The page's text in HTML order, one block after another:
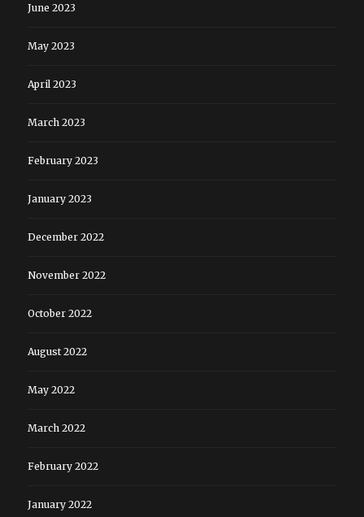
June 2023
May 2023
April 2023
March 2023
February 2023
January 2023
December 2022
November 2022
October 2022
August 2022
May 2022
March 2022
February 2022
January 2022